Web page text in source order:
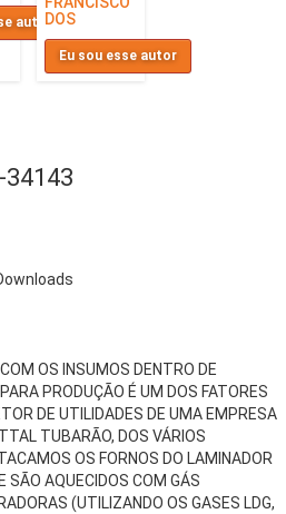
autorDOS
Eu sou esse autor
OS INSUMOS DENTRO DE
PRODUÇÃO É UM DOS FATORES
DE UTILIDADES DE UMA EMPRESA
TUBARÃO, DOS VÁRIOS
OS FORNOS DO LAMINADOR
SÃO AQUECIDOS COM GÁS
(UTILIZANDO OS GASES LDG,